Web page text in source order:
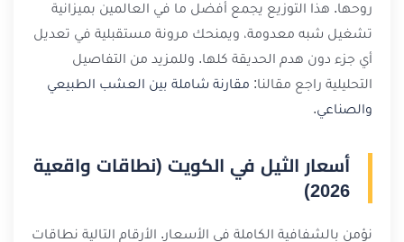
روحها. هذا التوزيع يجمع أفضل ما في العالمين بميزانية
تشغيل شبه معدومة، ويمنحك مرونة مستقبلية في تعديل
أي جزء دون هدم الحديقة كلها. وللمزيد من التفاصيل
التحليلية راجع مقالنا: مقارنة شاملة بين العشب الطبيعي
والصناعي.
أسعار الثيل في الكويت (نطاقات واقعية
2026)
نؤمن بالشفافية الكاملة في الأسعار. الأرقام التالية نطاقات